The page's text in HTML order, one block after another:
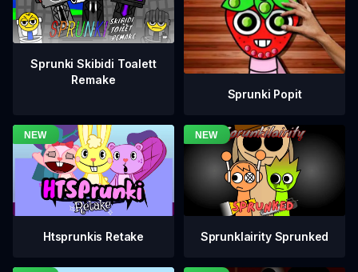
Sprunki Skibidi Toalett
Remake
Sprunki Popit
Htsprunkis Retake Sprunklairity Sprunked